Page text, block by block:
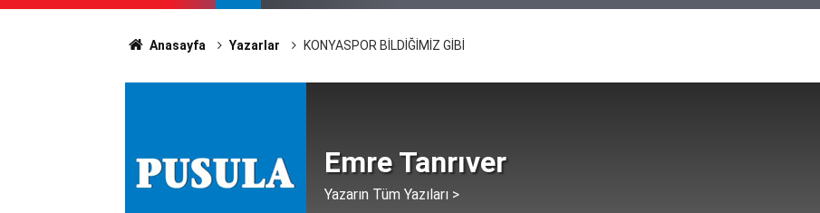
Anasayfa Yazarlar KONYASPOR BİLDİĞİMİZ GİBİ
Emre Tanrıver
Yazarın Tüm Yazıları >